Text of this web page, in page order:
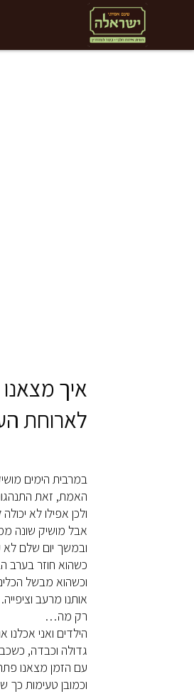
איך
לארוחת
במרבית הימים
האמת, זאת
ולכן אפילו לא
אבל מושיק שונה
ובמשך יום שלם לא
כשהוא חוזר בערב
וכשהוא מבשל
אותנו מרעב וציפייה.
רק מה…
הילדים ואני
גדולה וכבדה,
עם הזמן מצאנו
וכמובן טעימות כך